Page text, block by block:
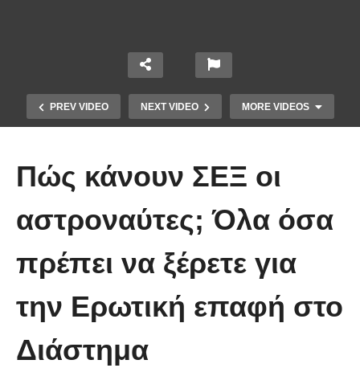
PREV VIDEO NEXT VIDEO MORE VIDEOS
Οι 5 Γιατροί Κρύφτηκαν πίσω από
όταν έπεσε απλά ΔΕΝ περιγράφεται!
Πώς κάνουν ΣΕΞ οι
αστροναύτες; Όλα όσα
πρέπει να ξέρετε για
την Ερωτική επαφή στο
Διάστημα